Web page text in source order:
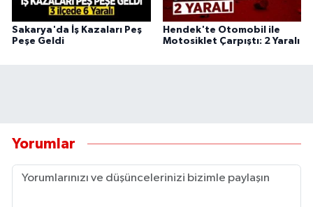
Sakarya'da İş Kazaları Peş
Peşe Geldi
Hendek'te Otomobil ile
Motosiklet Çarpıştı: 2 Yaralı
Yorumlar